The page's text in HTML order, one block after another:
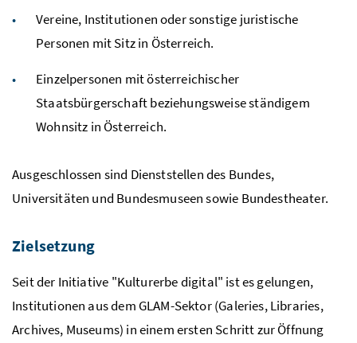
Vereine, Institutionen oder sonstige juristische
Personen mit Sitz in Österreich.
Einzelpersonen mit österreichischer
Staatsbürgerschaft beziehungsweise ständigem
Wohnsitz in Österreich.
Ausgeschlossen sind Dienststellen des Bundes,
Universitäten und Bundesmuseen sowie Bundestheater.
Zielsetzung
Seit der Initiative "Kulturerbe digital" ist es gelungen,
Institutionen aus dem GLAM-Sektor (Galeries, Libraries,
Archives, Museums) in einem ersten Schritt zur Öffnung